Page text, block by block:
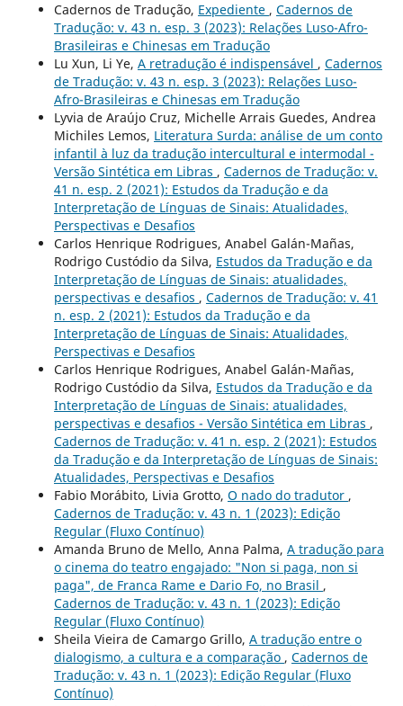
Cadernos de Tradução, Expediente , Cadernos de
Tradução: v. 43 n. esp. 3 (2023): Relações Luso-Afro-
Brasileiras e Chinesas em Tradução
Lu Xun, Li Ye, A retradução é indispensável , Cadernos
de Tradução: v. 43 n. esp. 3 (2023): Relações Luso-
Afro-Brasileiras e Chinesas em Tradução
Lyvia de Araújo Cruz, Michelle Arrais Guedes, Andrea
Michiles Lemos, Literatura Surda: análise de um conto
infantil à luz da tradução intercultural e intermodal -
Versão Sintética em Libras , Cadernos de Tradução: v.
41 n. esp. 2 (2021): Estudos da Tradução e da
Interpretação de Línguas de Sinais: Atualidades,
Perspectivas e Desafios
Carlos Henrique Rodrigues, Anabel Galán-Mañas,
Rodrigo Custódio da Silva, Estudos da Tradução e da
Interpretação de Línguas de Sinais: atualidades,
perspectivas e desafios , Cadernos de Tradução: v. 41
n. esp. 2 (2021): Estudos da Tradução e da
Interpretação de Línguas de Sinais: Atualidades,
Perspectivas e Desafios
Carlos Henrique Rodrigues, Anabel Galán-Mañas,
Rodrigo Custódio da Silva, Estudos da Tradução e da
Interpretação de Línguas de Sinais: atualidades,
perspectivas e desafios - Versão Sintética em Libras ,
Cadernos de Tradução: v. 41 n. esp. 2 (2021): Estudos
da Tradução e da Interpretação de Línguas de Sinais:
Atualidades, Perspectivas e Desafios
Fabio Morábito, Livia Grotto, O nado do tradutor ,
Cadernos de Tradução: v. 43 n. 1 (2023): Edição
Regular (Fluxo Contínuo)
Amanda Bruno de Mello, Anna Palma, A tradução para
o cinema do teatro engajado: "Non si paga, non si
paga", de Franca Rame e Dario Fo, no Brasil ,
Cadernos de Tradução: v. 43 n. 1 (2023): Edição
Regular (Fluxo Contínuo)
Sheila Vieira de Camargo Grillo, A tradução entre o
dialogismo, a cultura e a comparação , Cadernos de
Tradução: v. 43 n. 1 (2023): Edição Regular (Fluxo
Contínuo)